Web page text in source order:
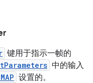
键用于指示一帧的
中的输入
设置的。